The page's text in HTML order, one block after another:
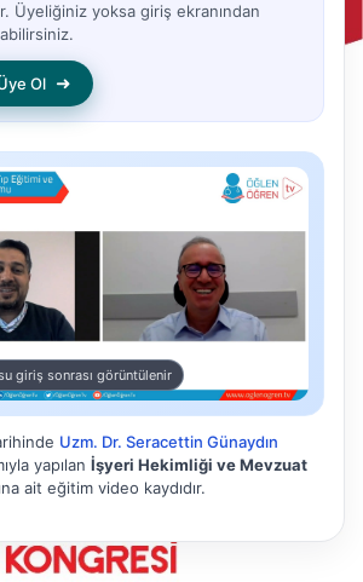
Üyeliğiniz yoksa giriş ekranından
Ol ➜
giriş sonrası görüntülenir
Uzm. Dr. Seracettin Günaydın
yapılan İşyeri Hekimliği ve Mevzuat
ait eğitim video kaydıdır.